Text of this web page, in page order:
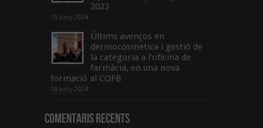
2023
18 juny 2024
Últims avenços en
dermocosmètica i gestió de
la categoria a l’oficina de
farmàcia, en una nova
formació al COFB
18 juny 2024
Comentaris Recents